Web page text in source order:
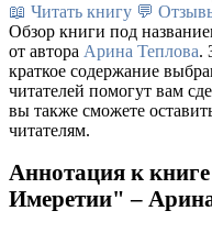
📖 Читать книгу 💬
Обзор книги под
от автора Арина Теплова.
краткое содержание
читателей помогут вам
вы также сможете
читателям.
Аннотация к
Имеретии" –